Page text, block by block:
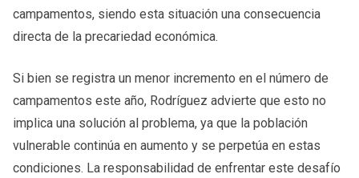
campamentos, siendo esta situación una consecuencia
directa de la precariedad económica.
Si bien se registra un menor incremento en el número de
campamentos este año, Rodríguez advierte que esto no
implica una solución al problema, ya que la población
vulnerable continúa en aumento y se perpetúa en estas
condiciones. La responsabilidad de enfrentar este desafío